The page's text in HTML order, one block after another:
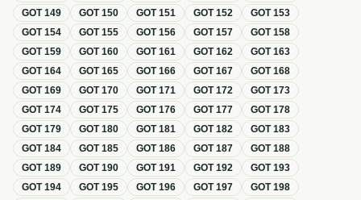
GOT149 GOT150 GOT151 GOT152 GOT153
GOT154 GOT155 GOT156 GOT157 GOT158
GOT159 GOT160 GOT161 GOT162 GOT163
GOT164 GOT165 GOT166 GOT167 GOT168
GOT169 GOT170 GOT171 GOT172 GOT173
GOT174 GOT175 GOT176 GOT177 GOT178
GOT179 GOT180 GOT181 GOT182 GOT183
GOT184 GOT185 GOT186 GOT187 GOT188
GOT189 GOT190 GOT191 GOT192 GOT193
GOT194 GOT195 GOT196 GOT197 GOT198